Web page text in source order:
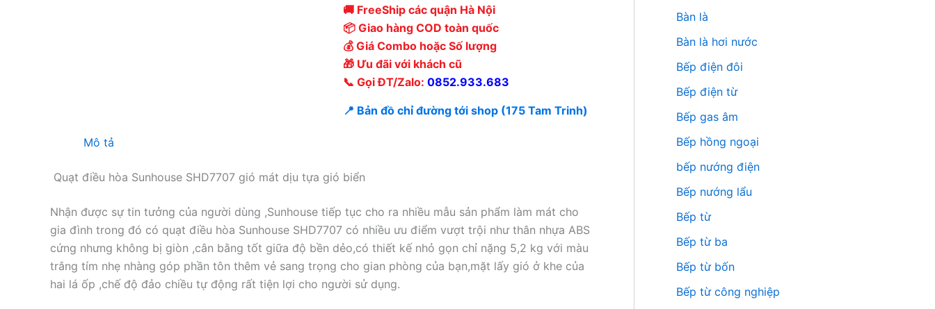
🚚 FreeShip các quận Hà Nội
📦 Giao hàng COD toàn quốc
💰 Giá Combo hoặc Số lượng
🎁 Ưu đãi với khách cũ
📞 Gọi ĐT/Zalo: 0852.933.683
📍 Bản đồ chỉ đường tới shop (175 Tam Trinh)
Mô tả
Quạt điều hòa Sunhouse SHD7707 gió mát dịu tựa gió biển
Nhận được sự tin tưởng của người dùng ,Sunhouse tiếp tục cho ra nhiều mẫu sản phẩm làm mát cho
gia đình trong đó có quạt điều hòa Sunhouse SHD7707 có nhiều ưu điểm vượt trội như thân nhựa ABS
cứng nhưng không bị giòn ,cân bằng tốt giữa độ bền dẻo,có thiết kế nhỏ gọn chỉ nặng 5,2 kg với màu
trắng tím nhẹ nhàng góp phần tôn thêm vẻ sang trọng cho gian phòng của bạn,mặt lấy gió ở khe của
hai lá ốp ,chế độ đảo chiều tự động rất tiện lợi cho người sử dụng.
Bàn là
Bàn là hơi nước
Bếp điện đôi
Bếp điện từ
Bếp gas âm
Bếp hồng ngoại
bếp nướng điện
Bếp nướng lẩu
Bếp từ
Bếp từ ba
Bếp từ bốn
Bếp từ công nghiệp